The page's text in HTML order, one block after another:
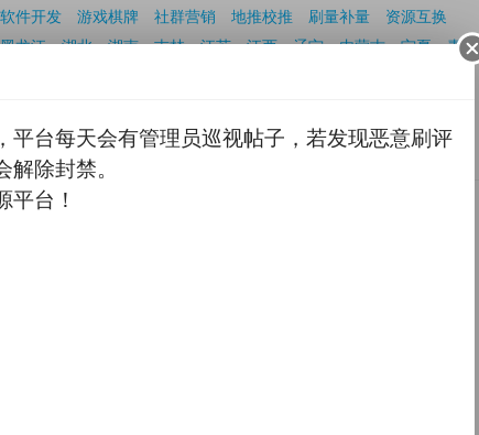
软件开发 游戏棋牌 社群营销 地推校推 刷量补量
资源互换
黑龙江 湖北 湖南 吉林 江苏 江西 辽宁 内蒙古 宁夏
青海
台每天会有管理员巡视帖子，若发现恶意刷评
除封禁。
台！